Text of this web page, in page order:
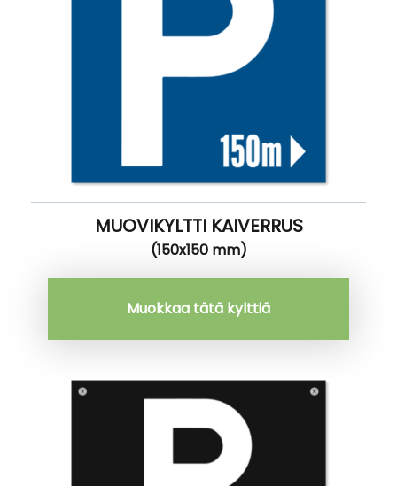
MUOVIKYLTTI KAIVERRUS
(150x150 mm)
Muokkaa tätä kylttiä